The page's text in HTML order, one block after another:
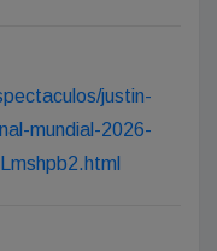
justin-
mundial-2026-